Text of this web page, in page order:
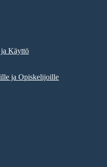
Käyttö
ja Opiskelijoille